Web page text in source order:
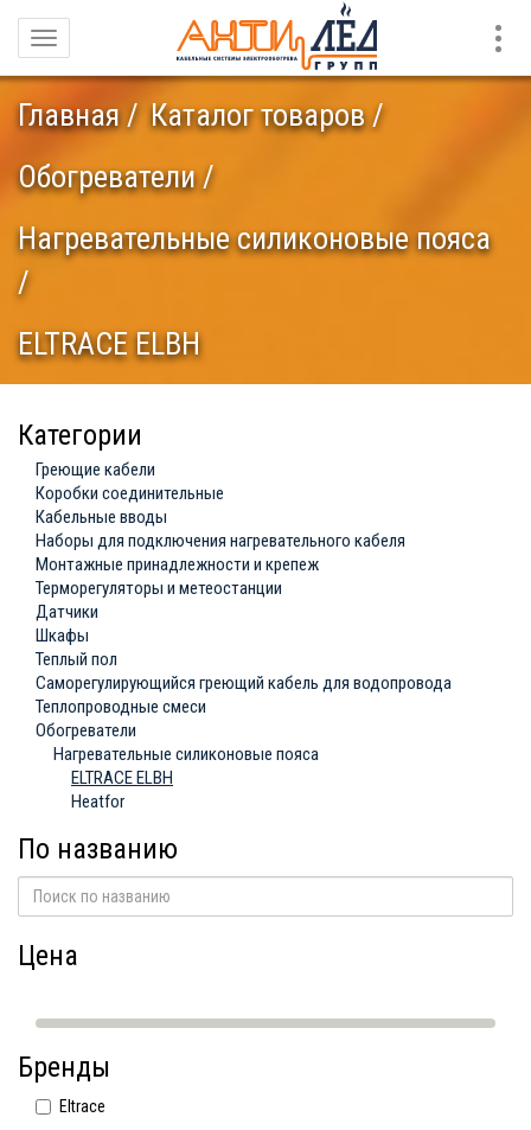
Навигация
Главная
Каталог товаров
Обогреватели
Нагревательные силиконовые пояса
ELTRACE ELBH
Категории
Греющие кабели
Коробки соединительные
Кабельные вводы
Наборы для подключения нагревательного кабеля
Монтажные принадлежности и крепеж
Терморегуляторы и метеостанции
Датчики
Шкафы
Теплый пол
Саморегулирующийся греющий кабель для водопровода
Теплопроводные смеси
Обогреватели
Нагревательные силиконовые пояса
ELTRACE ELBH
Heatfor
По названию
Цена
Бренды
Eltrace